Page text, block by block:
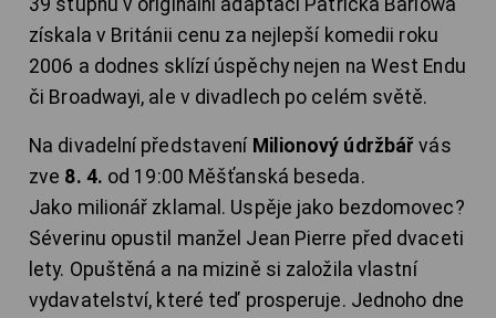
39 stupňů v originální adaptaci Patricka Barlowa
získala v Británii cenu za nejlepší komedii roku
2006 a dodnes sklízí úspěchy nejen na West Endu
či Broadwayi, ale v divadlech po celém světě.
Na divadelní představení Milionový údržbář vás
zve 8. 4. od 19:00 Měšťanská beseda.
Jako milionář zklamal. Uspěje jako bezdomovec?
Séverinu opustil manžel Jean Pierre před dvaceti
lety. Opuštěná a na mizině si založila vlastní
vydavatelství, které teď prosperuje. Jednoho dne